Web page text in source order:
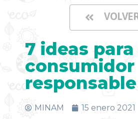
7 ideas
consumidor
responsable
MINAM 15 enero 2021